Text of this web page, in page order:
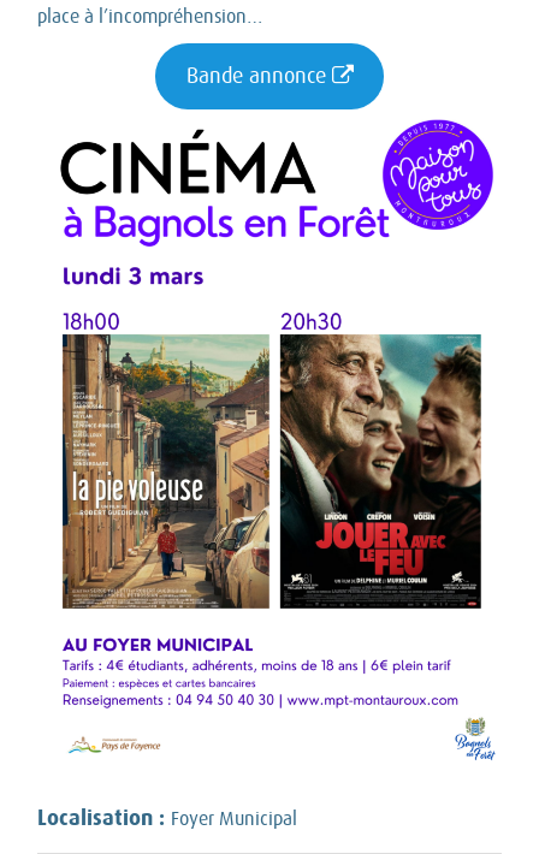
place à l’incompréhension…
Bande annonce
Localisation : Foyer Municipal